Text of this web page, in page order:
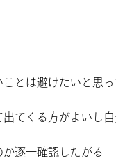
とは避けたいと思っ
てくる方がよいし
逐一確認したがる